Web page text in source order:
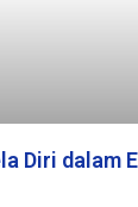
Diri dalam